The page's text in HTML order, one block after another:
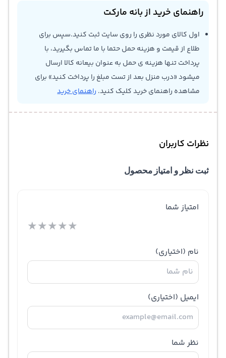
راهنمای خرید از بانه مارکت
اول کالای مورد نظری را روی سایت ثبت کنید.سپس برای
طلاع از قیمت و هزینه حمل حتما با ما تماس بگیرید، با
پرداخت تنها هزینه ی حمل به عنوان بیعانه کالا ارسال
میشود «درب منزل بعد از تست مبلغ را پرداخت کنید» برای
مشاهده راهنمای خرید کلیک کنید. راهنمای خرید
نظرات کاربران
ثبت نظر و امتیاز محصول
امتیاز شما
★★★★★
نام (اختیاری)
ایمیل (اختیاری)
نظر شما